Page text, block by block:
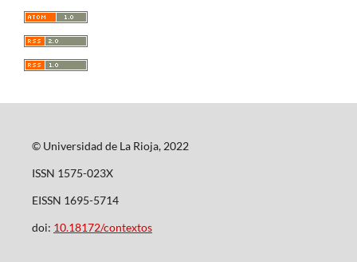
© Universidad de La Rioja, 2022
ISSN 1575-023X
EISSN 1695-5714
doi: 10.18172/contextos